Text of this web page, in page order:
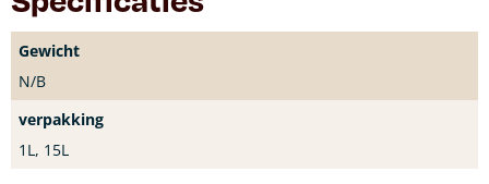
Gewicht
N/B
verpakking
1L, 15L